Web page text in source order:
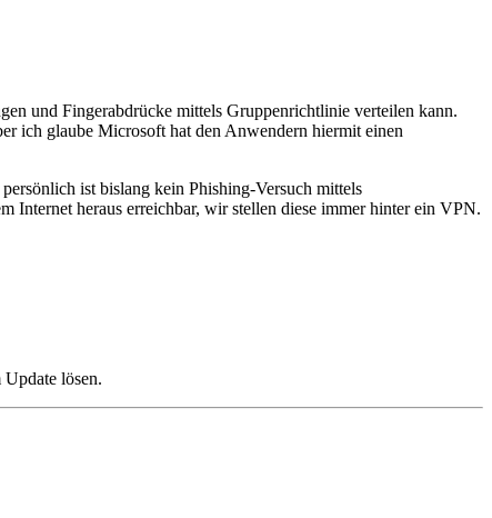
und Fingerabdrücke mittels Gruppenrichtlinie verteilen kann.
ich glaube Microsoft hat den Anwendern hiermit einen
ist bislang kein Phishing-Versuch mittels
Internet heraus erreichbar, wir stellen diese immer hinter ein VPN.
lösen.